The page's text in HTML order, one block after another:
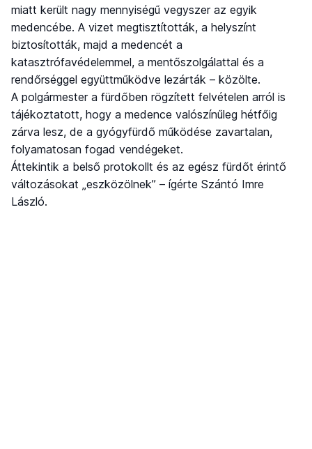
miatt került nagy mennyiségű vegyszer az egyik
medencébe. A vizet megtisztították, a helyszínt
biztosították, majd a medencét a
katasztrófavédelemmel, a mentőszolgálattal és a
rendőrséggel együttműködve lezárták – közölte.
A polgármester a fürdőben rögzített felvételen arról is
tájékoztatott, hogy a medence valószínűleg hétfőig
zárva lesz, de a gyógyfürdő működése zavartalan,
folyamatosan fogad vendégeket.
Áttekintik a belső protokollt és az egész fürdőt érintő
változásokat „eszközölnek” – ígérte Szántó Imre
László.